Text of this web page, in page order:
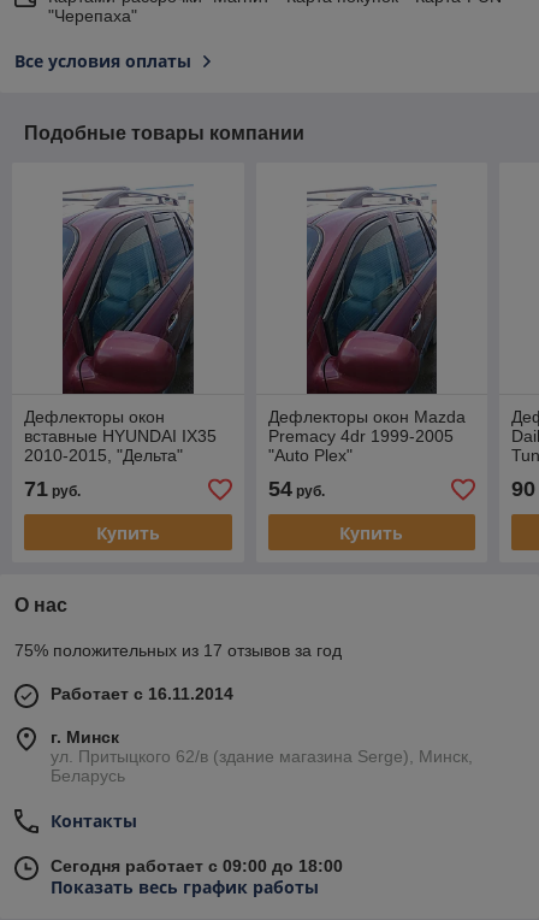
"Черепаха"
Все условия оплаты
Подобные товары компании
Дефлекторы окон
вставные HYUNDAI IX35
2010-2015, "Дельта"
71 руб.
Купить
Дефлекторы окон Mazda
Premacy 4dr 1999-2005
"Auto Plex"
54руб.
Купить
90
О нас
75% положительных из 17 отзывов за год
Работает с 16.11.2014
г. Минск
ул. Притыцкого 62/в (здание магазина Serge), Минск,
Беларусь
Контакты
Сегодня работает с 09:00 до 18:00
Показать весь график работы